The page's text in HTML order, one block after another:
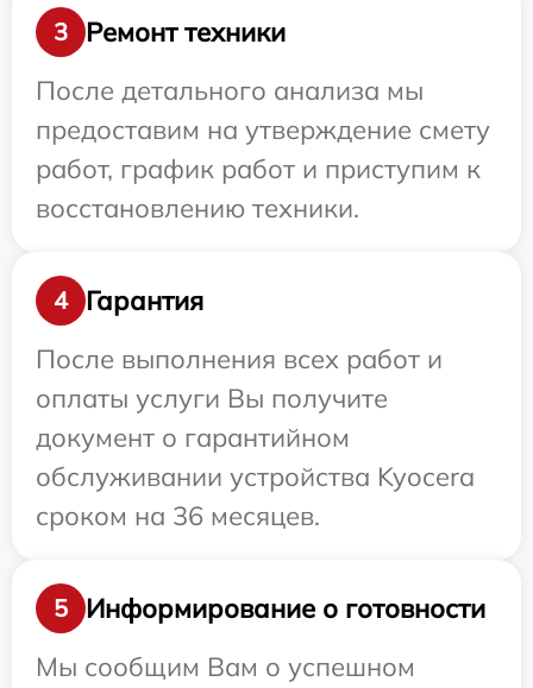
3
Ремонт техники
После детального анализа мы
предоставим на утверждение смету
работ, график работ и приступим к
восстановлению техники.
4
Гарантия
После выполнения всех работ и
оплаты услуги Вы получите
документ о гарантийном
обслуживании устройства Kyocera
сроком на 36 месяцев.
5
Информирование о готовности
Мы сообщим Вам о успешном